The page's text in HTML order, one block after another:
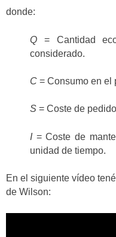
donde:
Q = Cantidad
considerado.
C = Consumo en el
S = Coste de
I= Coste de
unidad de tiempo.
En el siguiente vídeo
de Wilson: